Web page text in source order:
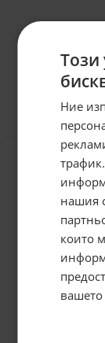
Този
Ние
нашия
които
вашето